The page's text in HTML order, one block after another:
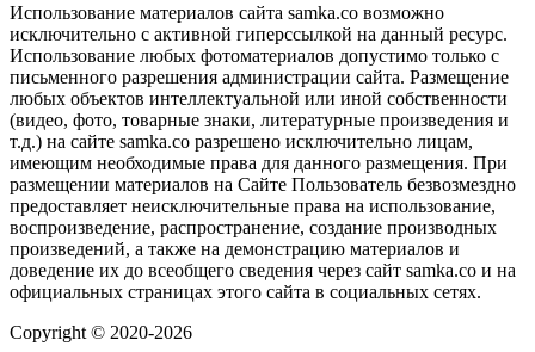
Использование материалов сайта samka.co возможно
исключительно с активной гиперссылкой на данный ресурс.
Использование любых фотоматериалов допустимо только с
письменного разрешения администрации сайта. Размещение
любых объектов интеллектуальной или иной собственности
(видео, фото, товарные знаки, литературные произведения и
т.д.) на сайте samka.co разрешено исключительно лицам,
имеющим необходимые права для данного размещения. При
размещении материалов на Сайте Пользователь безвозмездно
предоставляет неисключительные права на использование,
воспроизведение, распространение, создание производных
произведений, а также на демонстрацию материалов и
доведение их до всеобщего сведения через сайт samka.co и на
официальных страницах этого сайта в социальных сетях.
Copyright © 2020-2026